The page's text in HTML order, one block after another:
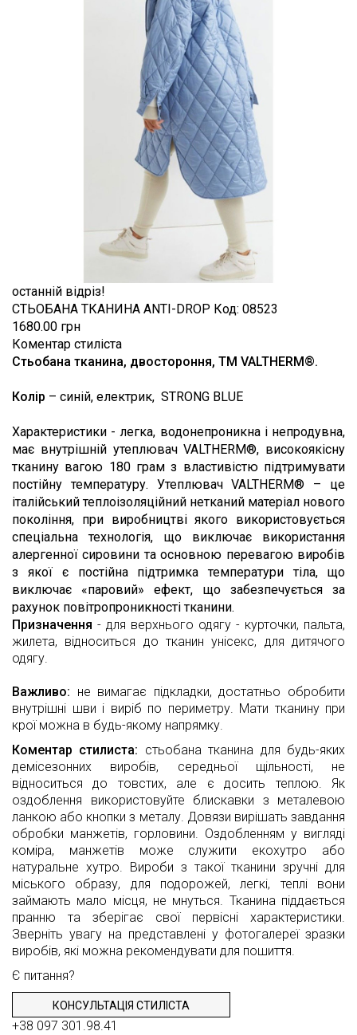
останній відріз!
СТЬОБАНА ТКАНИНА ANTI-DROP Код: 08523
1680.00 грн
Коментар стиліста
Стьобана тканина, двостороння, TM VALTHERM®.
Колір – синій, електрик, STRONG BLUE
Характеристики - легка, водонепроникна і непродувна,
має внутрішній утеплювач VALTHERM®, високоякісну
тканину вагою 180 грам з властивістю підтримувати
постійну температуру. Утеплювач VALTHERM® – це
італійський теплоізоляційний нетканий матеріал нового
покоління, при виробництві якого використовується
спеціальна технологія, що виключає використання
алергенної сировини та основною перевагою виробів
з якої є постійна підтримка температури тіла, що
виключає «паровий» ефект, що забезпечується за
рахунок повітропроникності тканини.
Призначення - для верхнього одягу - курточки, пальта,
жилета, відноситься до тканин унісекс, для дитячого
одягу.
Важливо: не вимагає підкладки, достатньо обробити
внутрішні шви і виріб по периметру. Мати тканину при
крої можна в будь-якому напрямку.
Коментар стилиста: стьобана тканина для будь-яких
демісезонних виробів, середньої щільності, не
відноситься до товстих, але є досить теплою. Як
оздоблення використовуйте блискавки з металевою
ланкою або кнопки з металу. Довязи вирішать завдання
обробки манжетів, горловини. Оздобленням у вигляді
коміра, манжетів може служити екохутро або
натуральне хутро. Вироби з такої тканини зручні для
міського образу, для подорожей, легкі, теплі вони
займають мало місця, не мнуться. Тканина піддається
пранню та зберігає свої первісні характеристики.
Зверніть увагу на представлені у фотогалереї зразки
виробів, які можна рекомендувати для пошиття.
Є питання?
КОНСУЛЬТАЦІЯ СТИЛІСТА
+38 097 301.98.41